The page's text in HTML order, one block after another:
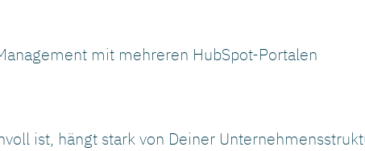
mit mehreren HubSpot-Portalen
ist, hängt stark von Deiner